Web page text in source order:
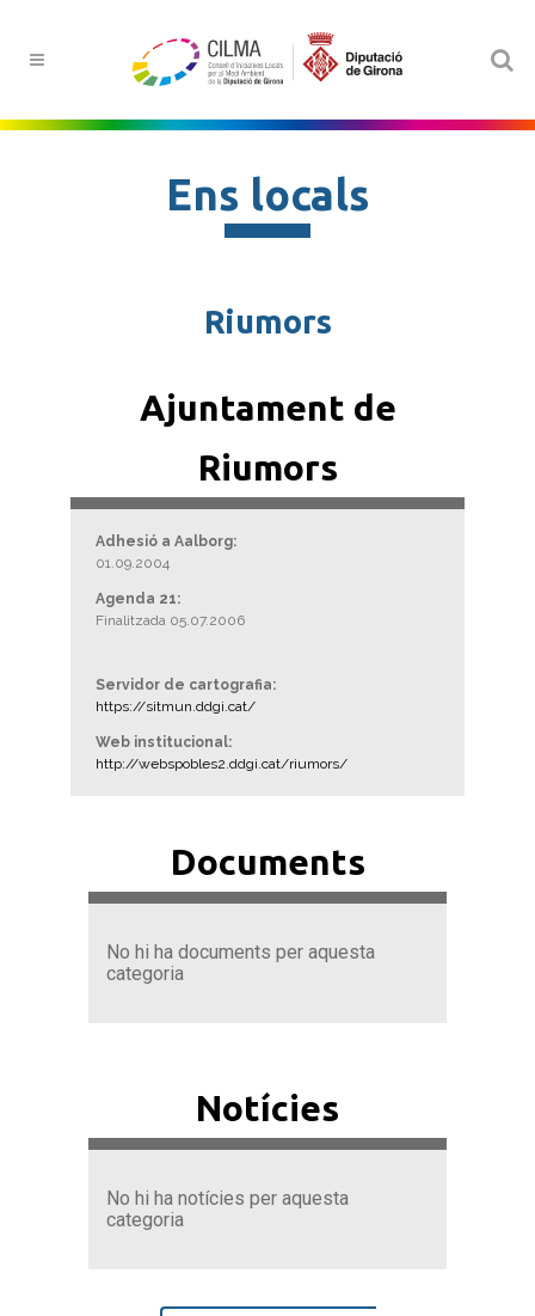
Ens locals
Riumors
Ajuntament de
Riumors
Adhesió a Aalborg:
01.09.2004
Agenda 21:
Finalitzada 05.07.2006
Servidor de cartografia:
https://sitmun.ddgi.cat/
Web institucional:
http://webspobles2.ddgi.cat/riumors/
Documents
No hi ha documents per aquesta
categoria
Notícies
No hi ha notícies per aquesta
categoria